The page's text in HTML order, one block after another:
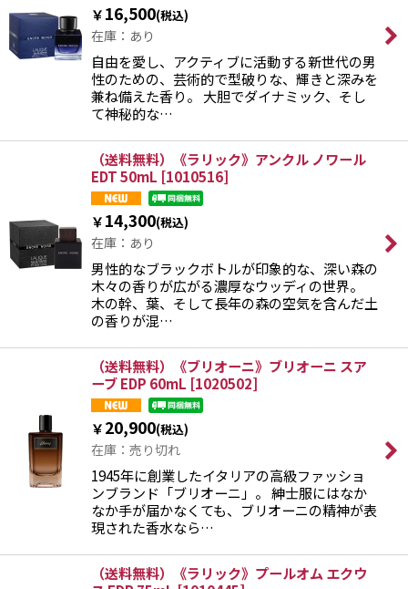
￥16,500(税込)
在庫：あり
自由を愛し、アクティブに活動する新世代の男
性のための、芸術的で型破りな、輝きと深みを
兼ね備えた香り。 大胆でダイナミック、そし
て神秘的な…
（送料無料）《ラリック》アンクル ノワール
EDT 50mL [1010516]
￥14,300(税込)
在庫：あり
男性的なブラックボトルが印象的な、深い森の
木々の香りが広がる濃厚なウッディの世界。
木の幹、葉、そして長年の森の空気を含んだ土
の香りが混…
（送料無料）《ブリオーニ》ブリオーニ スア
ーブ EDP 60mL [1020502]
￥20,900(税込)
在庫：売り切れ
1945年に創業したイタリアの高級ファッショ
ンブランド「ブリオーニ」。 紳士服にはなか
なか手が届かなくても、ブリオーニの精神が表
現された香水なら…
（送料無料）《ラリック》プールオム エクウ